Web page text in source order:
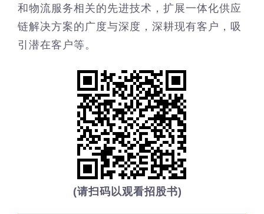
和物流服务相关的先进技术，扩展一体化供应
链解决方案的广度与深度，深耕现有客户，吸
引潜在客户等。
(请扫码以观看招股书)